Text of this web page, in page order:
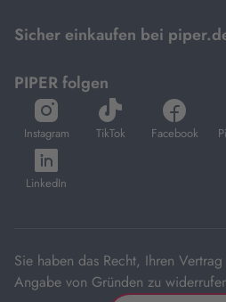
Sicher einkaufen bei
PIPER folgen
Instagram
öffnet
in
neuem
Tab
TikTok
öffnet
in
Facebook
öffnet
in
LinkedIn
öffnet
in
Sie haben das Recht, Ihren
Angabe von Gründen zu